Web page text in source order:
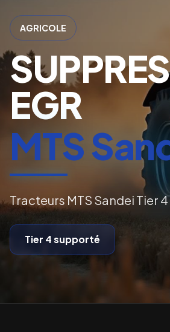
AGRICOLE
EGR
MTS
Tracteurs MTS Sandei Tier
Tier 4supporté